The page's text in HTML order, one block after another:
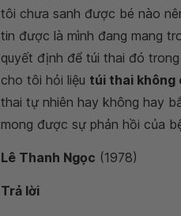
tôi chưa sanh được bé nào
tin được là mình đang mang
quyết định để túi thai đó
cho tôi hỏi liệu túi thai không
thai tự nhiên hay không hay
mong được sự phản hồi của
Lê Thanh Ngọc (1978)
Trả lời